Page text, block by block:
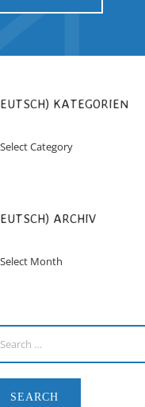
(DEUTSCH) KATEGORIEN
(DEUTSCH) ARCHIV